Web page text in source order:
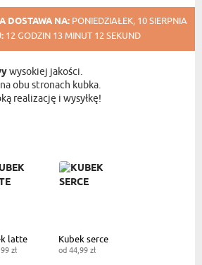
DOSTAWA NA: PONIEDZIAŁEK, 10 SIERPNIA
12 GODZIN 13 MINUT 11 SEKUND
wysokiej jakości.
na obu stronach kubka.
realizację i wysyłkę!
latte
zł
Kubek serce
od 44,99 zł